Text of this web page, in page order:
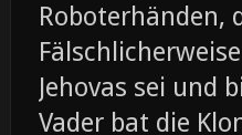
Roboterhänden,
Jehovas sei und
Vader bat die